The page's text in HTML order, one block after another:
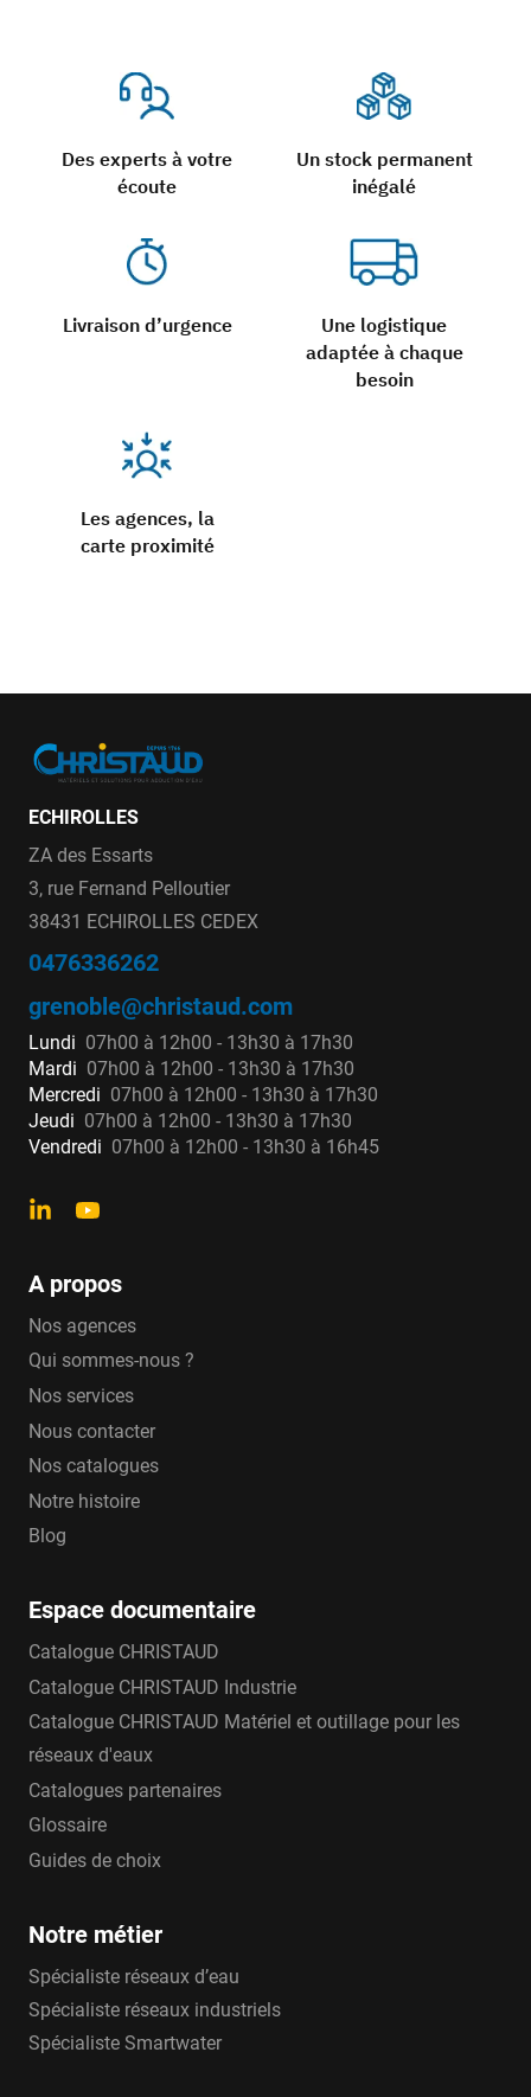
Des experts à votre
écoute
Un stock permanent
inégalé
Livraison d’urgence
Une logistique
adaptée à chaque
besoin
Les agences, la
carte proximité
ECHIROLLES
ZA des Essarts
3, rue Fernand Pelloutier
38431 ECHIROLLES CEDEX
0476336262
grenoble@christaud.com
Lundi 07h00 à 12h00 - 13h30 à 17h30
Mardi 07h00 à 12h00 - 13h30 à 17h30
Mercredi 07h00 à 12h00 - 13h30 à 17h30
Jeudi 07h00 à 12h00 - 13h30 à 17h30
Vendredi 07h00 à 12h00 - 13h30 à 16h45
A propos
Nos agences
Qui sommes-nous ?
Nos services
Nous contacter
Nos catalogues
Notre histoire
Blog
Espace documentaire
Catalogue CHRISTAUD
Catalogue CHRISTAUD Industrie
Catalogue CHRISTAUD Matériel et outillage pour les
réseaux d'eaux
Catalogues partenaires
Glossaire
Guides de choix
Notre métier
Spécialiste réseaux d’eau
Spécialiste réseaux industriels
Spécialiste Smartwater